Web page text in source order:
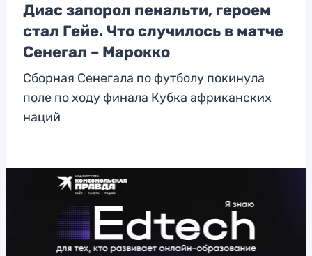
Диас запорол пенальти, героем
стал Гейе. Что случилось в матче
Сенегал – Марокко
Сборная Сенегала по футболу покинула
поле по ходу финала Кубка африканских
наций